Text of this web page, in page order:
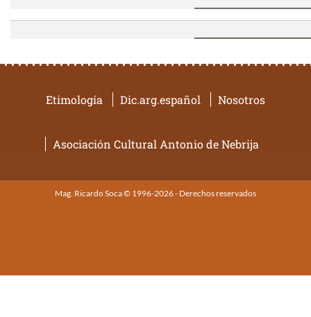
Etimología Dic.arg.español Nosotros
Asociación Cultural Antonio de Nebrija
Mag. Ricardo Soca © 1996-2026 - Derechos reservados